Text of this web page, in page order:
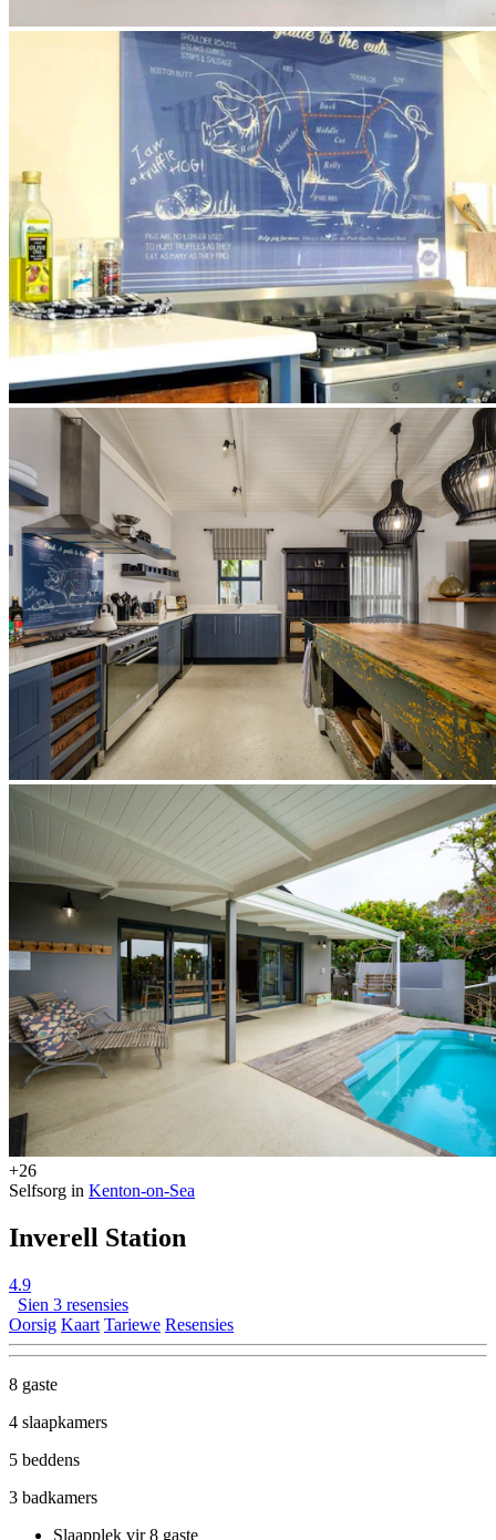
+26
Selfsorg in Kenton-on-Sea
Inverell Station
4.9
Sien 3 resensies
Oorsig Kaart Tariewe Resensies
8 gaste
4 slaapkamers
5 beddens
3 badkamers
Slaapplek vir 8 gaste